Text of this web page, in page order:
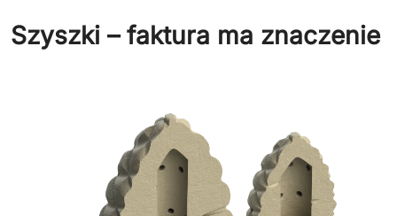
Szyszki – faktura ma znaczenie